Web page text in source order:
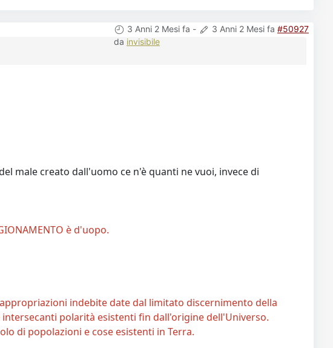
3 Anni 2 Mesi fa - 3 Anni 2 Mesi fa #50927
da invisibile
male creato dall'uomo ce n'è quanti ne vuoi, invece di
è d'uopo.
indebite date dal limitato discernimento della
polarità esistenti fin dall'origine dell'Universo.
di popolazioni e cose esistenti in Terra.